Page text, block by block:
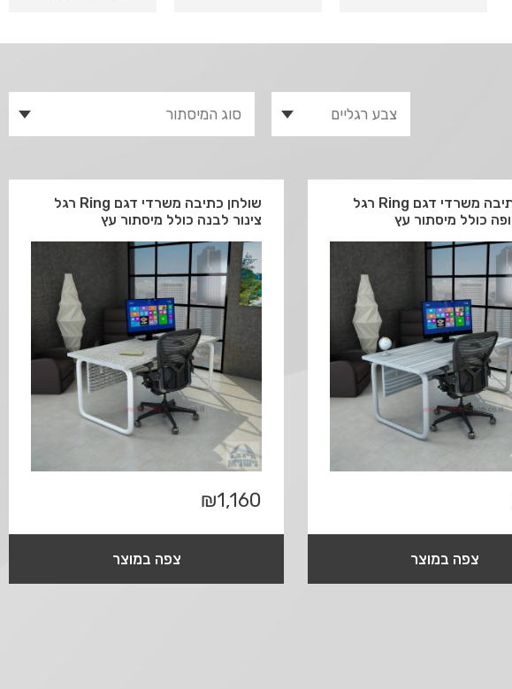
שולחן כתיבה משרדי דגם Ring רגל
כולל מיסתור עץ
צפה במוצר
שולחן כתיבה משרדי דגם Ring רגל
צינור לבנה כולל מיסתור עץ
₪1,160
צפה במוצר